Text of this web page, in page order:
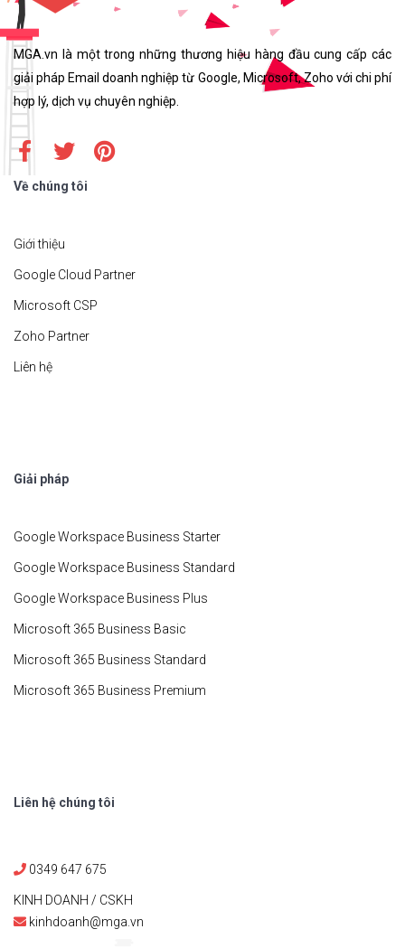
MGA.vn là một trong những thương hiệu hàng đầu cung cấp các
giải pháp Email doanh nghiệp từ Google, Microsoft, Zoho với chi phí
hợp lý, dịch vụ chuyên nghiệp.
Về chúng tôi
Giới thiệu
Google Cloud Partner
Microsoft CSP
Zoho Partner
Liên hệ
Giải pháp
Google Workspace Business Starter
Google Workspace Business Standard
Google Workspace Business Plus
Microsoft 365 Business Basic
Microsoft 365 Business Standard
Microsoft 365 Business Premium
Liên hệ chúng tôi
0349 647 675
KINH DOANH / CSKH
kinhdoanh@mga.vn